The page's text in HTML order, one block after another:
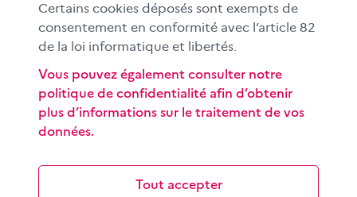
Espace presse
Si vous souhaitez vous abonner gratuitement à la lettre
d'information mensuelle du CLEMI, cliquezici →
Certains cookies déposés sont exempts de
consentement en conformité avec l’article 82
de la loi informatique et libertés.
Tout accepter
Vous pouvez également consulter notre
politique de confidentialité afin d’obtenir
plus d’informations sur le traitement de vos
données.